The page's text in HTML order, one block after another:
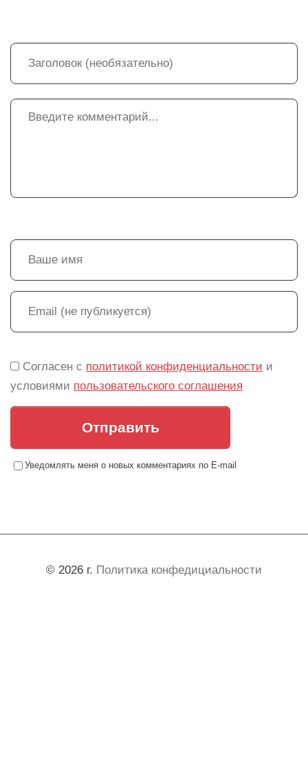
Согласен с политикой конфиденциальности и
условиями пользовательского соглашения
Отправить
Уведомлять меня о новых комментариях по E-mail
© 2026 г. Политика конфедициальности